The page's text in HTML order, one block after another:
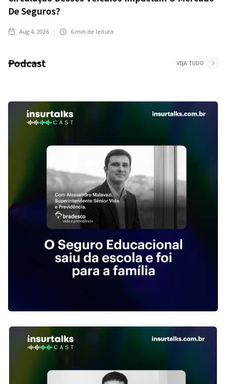
De Seguros?
Aug 4, 2026 6 min de leitura
Podcast VEJA TUDO